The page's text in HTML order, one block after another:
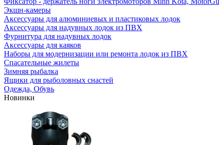
Экшн-камеры
Аксессуары для алюминиевых и пластиковых лодок
Аксессуары для надувных лодок из ПВХ
Фурнитура для надувных лодок
Аксессуары для каяков
Наборы для модернизации или ремонта лодок из ПВХ
Спасательные жилеты
Зимняя рыбалка
Ящики для рыболовных снастей
Одежда, Обувь
Новинки